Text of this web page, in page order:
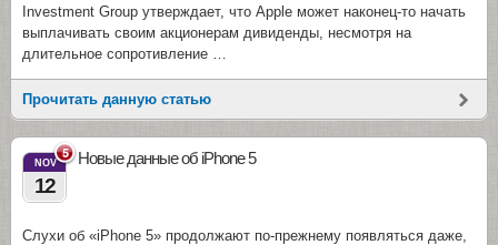
Investment Group утверждает, что Apple может наконец-то начать
выплачивать своим акционерам дивиденды, несмотря на
длительное сопротивление …
Прочитать данную статью
5
NOV
12
Новые данные об iPhone 5
Слухи об «iPhone 5» продолжают по-прежнему появляться даже,